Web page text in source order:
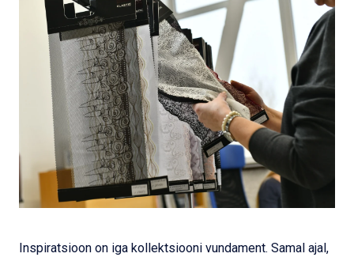
Inspiratsioon on iga kollektsiooni vundament. Samal ajal,